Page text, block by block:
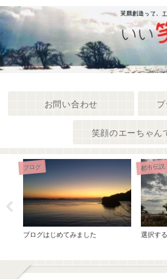
お問い合わせ
笑顔のエーちゃん
ブログ
ブログはじめてみました
都市伝説
選択す